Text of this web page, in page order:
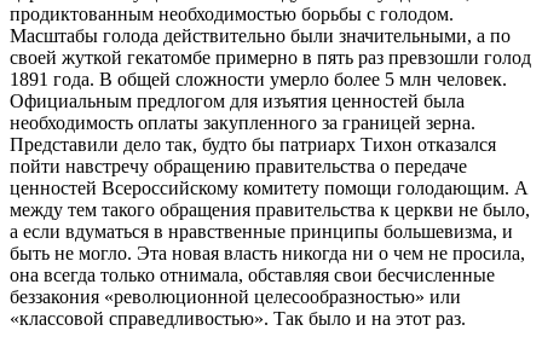
продиктованным необходимостью борьбы с голодом.
Масштабы голода действительно были значительными, а по
своей жуткой гекатомбе примерно в пять раз превзошли голод
1891 года. В общей сложности умерло более 5 млн человек.
Официальным предлогом для изъятия ценностей была
необходимость оплаты закупленного за границей зерна.
Представили дело так, будто бы патриарх Тихон отказался
пойти навстречу обращению правительства о передаче
ценностей Всероссийскому комитету помощи голодающим. А
между тем такого обращения правительства к церкви не было,
а если вдуматься в нравственные принципы большевизма, и
быть не могло. Эта новая власть никогда ни о чем не просила,
она всегда только отнимала, обставляя свои бесчисленные
беззакония «революционной целесообразностью» или
«классовой справедливостью». Так было и на этот раз.